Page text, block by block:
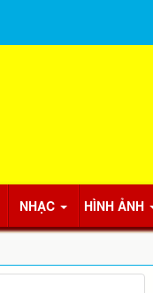
NHẠC HÌNH ẢNH